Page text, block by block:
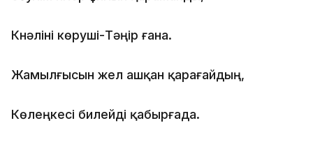
Күнәліні көруші-Тәңір ғана.
Жамылғысын жел ашқан қарағайдың,
Көлеңкесі билейді қабырғада.